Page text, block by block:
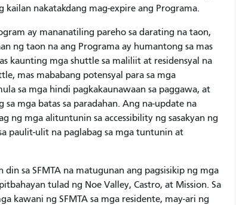
kailan nakatakdang mag-expire ang Programa.
ay mananatiling pareho sa darating na taon,
ng taon na ang Programa ay humantong sa mas
kaunting mga shuttle sa maliliit at residensyal na
mas mababang potensyal para sa mga
sa mga hindi pagkakaunawaan sa paggawa, at
mga batas sa paradahan. Ang na-update na
ng mga alituntunin sa accessibility ng sasakyan ng
paulit-ulit na paglabag sa mga tuntunin at
sa SFMTA na matugunan ang pagsisikip ng mga
tulad ng Noe Valley, Castro, at Mission. Sa
kawani ng SFMTA sa mga residente, may-ari ng